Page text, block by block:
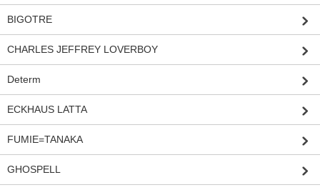
BIGOTRE
CHARLES JEFFREY LOVERBOY
Determ
ECKHAUS LATTA
FUMIE=TANAKA
GHOSPELL